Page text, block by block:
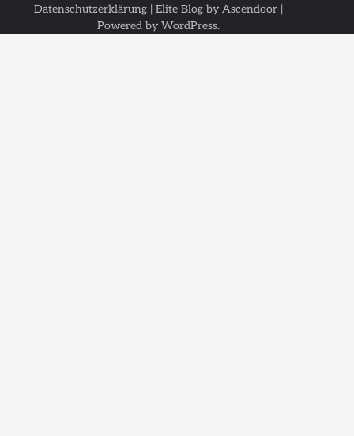
Datenschutzerklärung| Elite Blog by Ascendoor|
Powered by WordPress.